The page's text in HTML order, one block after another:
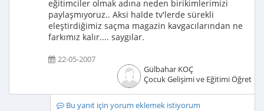
eğitimciler olmak adına neden birikimlerimizi
paylaşmıyoruz.. Aksi halde tv'lerde sürekli
eleştirdiğimiz saçma magazin kavgacılarından ne
farkımız kalır.... saygılar.
22-05-2007
Gülbahar KOÇ
Çocuk Gelişimi ve Eğitimi
Bu yanıt için yorum eklemek istiyorum